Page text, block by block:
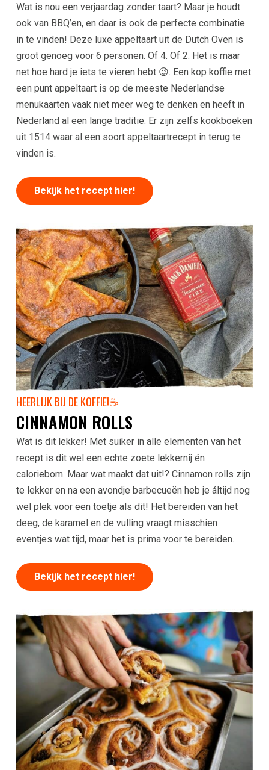
Wat is nou een verjaardag zonder taart? Maar je houdt
ook van BBQ’en, en daar is ook de perfecte combinatie
in te vinden! Deze luxe appeltaart uit de Dutch Oven is
groot genoeg voor 6 personen. Of 4. Of 2. Het is maar
net hoe hard je iets te vieren hebt 😉. Een kop koffie met
een punt appeltaart is op de meeste Nederlandse
menukaarten vaak niet meer weg te denken en heeft in
Nederland al een lange traditie. Er zijn zelfs kookboeken
uit 1514 waar al een soort appeltaartrecept in terug te
vinden is.
Bekijk het recept hier!
HEERLIJK BIJ DE KOFFIE!☕️
CINNAMON ROLLS
Wat is dit lekker! Met suiker in alle elementen van het
recept is dit wel een echte zoete lekkernij én
caloriebom. Maar wat maakt dat uit!? Cinnamon rolls zijn
te lekker en na een avondje barbecueën heb je áltijd nog
wel plek voor een toetje als dit! Het bereiden van het
deeg, de karamel en de vulling vraagt misschien
eventjes wat tijd, maar het is prima voor te bereiden.
Bekijk het recept hier!